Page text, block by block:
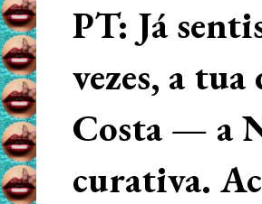
PT: Já
vezes, a
Costa — a
curativa.